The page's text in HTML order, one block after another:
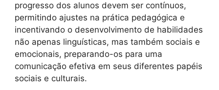
progresso dos alunos devem ser contínuos,
permitindo ajustes na prática pedagógica e
incentivando o desenvolvimento de habilidades
não apenas linguísticas, mas também sociais e
emocionais, preparando-os para uma
comunicação efetiva em seus diferentes papéis
sociais e culturais.